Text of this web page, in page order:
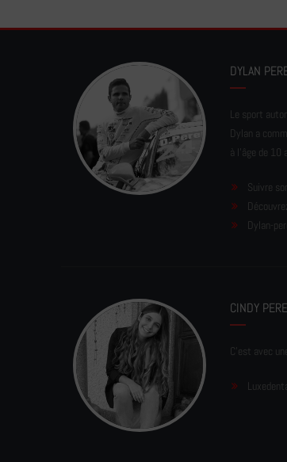
DYLAN
Le sport
Dylan a
à l'âge de 10
Suivre
Dylan-
CINDY
C'est avec